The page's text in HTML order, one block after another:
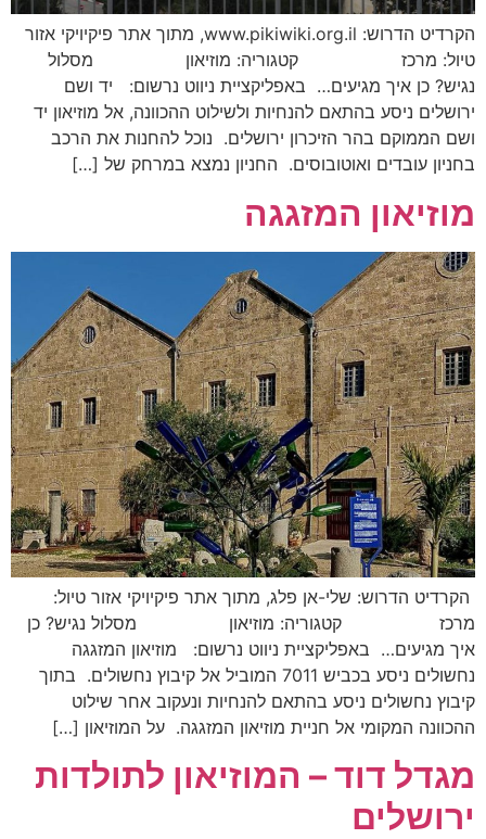
הקרדיט הדרוש: www.pikiwiki.org.il, מתוך אתר פיקיויקי אזור
טיול: מרכז קטגוריה: מוזיאון מסלול
נגיש? כן איך מגיעים… באפליקציית ניווט נרשום: יד ושם
ירושלים ניסע בהתאם להנחיות ולשילוט ההכוונה, אל מוזיאון יד
ושם הממוקם בהר הזיכרון ירושלים. נוכל להחנות את הרכב
בחניון עובדים ואוטובוסים. החניון נמצא במרחק של […]
מוזיאון המזגגה
הקרדיט הדרוש: שלי-אן פלג, מתוך אתר פיקיויקי אזור טיול:
מרכז קטגוריה: מוזיאון מסלול נגיש? כן
איך מגיעים… באפליקציית ניווט נרשום: מוזיאון המזגגה
נחשולים ניסע בכביש 7011 המוביל אל קיבוץ נחשולים. בתוך
קיבוץ נחשולים ניסע בהתאם להנחיות ונעקוב אחר שילוט
ההכוונה המקומי אל חניית מוזיאון המזגגה. על המוזיאון […]
מגדל דוד – המוזיאון לתולדות
ירושלים